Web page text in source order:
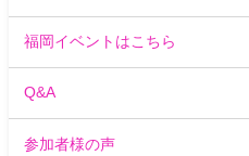
福岡イベントはこちら
Q&A
参加者様の声